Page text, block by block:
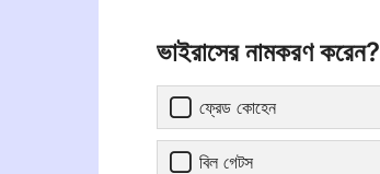
ভাইরাসের নামকরণ করেন?
ফ্রেড কোহেন
বিল গেটস